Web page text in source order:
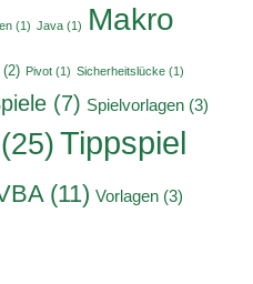
(1) Java (1)
Makro
(2) Pivot (1) Sicherheitslücke (1)
(7) Spielvorlagen (3)
(25)Tippspiel
(11) Vorlagen (3)